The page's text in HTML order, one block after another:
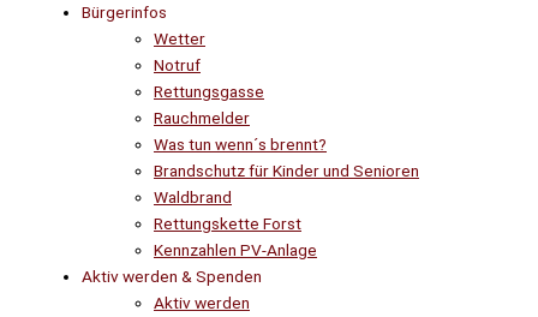
Bürgerinfos
Wetter
Notruf
Rettungsgasse
Rauchmelder
Was tun wenn´s brennt?
Brandschutz für Kinder und Senioren
Waldbrand
Rettungskette Forst
Kennzahlen PV-Anlage
Aktiv werden & Spenden
Aktiv werden